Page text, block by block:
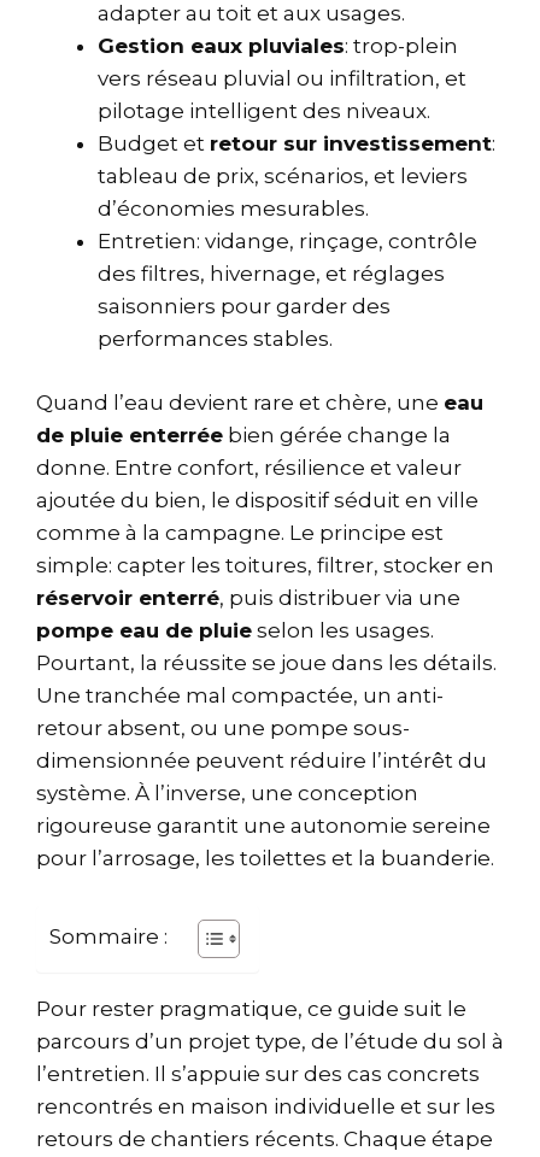
adapter au toit et aux usages.
Gestion eaux pluviales: trop-plein
vers réseau pluvial ou infiltration, et
pilotage intelligent des niveaux.
Budget et retour sur investissement:
tableau de prix, scénarios, et leviers
d’économies mesurables.
Entretien: vidange, rinçage, contrôle
des filtres, hivernage, et réglages
saisonniers pour garder des
performances stables.
Quand l’eau devient rare et chère, une eau
de pluie enterrée bien gérée change la
donne. Entre confort, résilience et valeur
ajoutée du bien, le dispositif séduit en ville
comme à la campagne. Le principe est
simple: capter les toitures, filtrer, stocker en
réservoir enterré, puis distribuer via une
pompe eau de pluie selon les usages.
Pourtant, la réussite se joue dans les détails.
Une tranchée mal compactée, un anti-
retour absent, ou une pompe sous-
dimensionnée peuvent réduire l’intérêt du
système. À l’inverse, une conception
rigoureuse garantit une autonomie sereine
pour l’arrosage, les toilettes et la buanderie.
Sommaire :
Pour rester pragmatique, ce guide suit le
parcours d’un projet type, de l’étude du sol à
l’entretien. Il s’appuie sur des cas concrets
rencontrés en maison individuelle et sur les
retours de chantiers récents. Chaque étape